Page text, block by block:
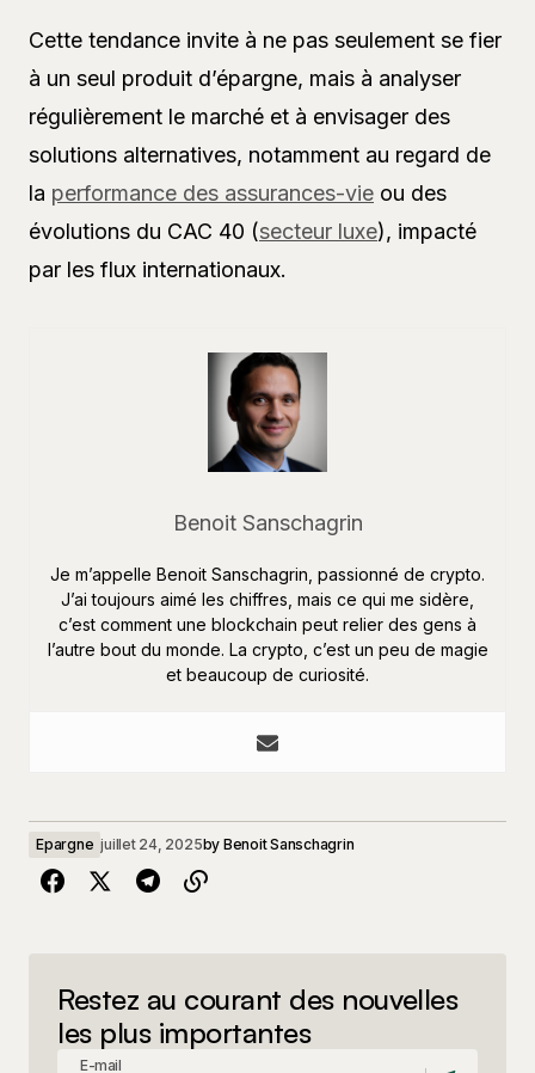
Cette tendance invite à ne pas seulement se fier
à un seul produit d’épargne, mais à analyser
régulièrement le marché et à envisager des
solutions alternatives, notamment au regard de
la performance des assurances-vie ou des
évolutions du CAC 40 (secteur luxe), impacté
par les flux internationaux.
Benoit Sanschagrin
Je m’appelle Benoit Sanschagrin, passionné de crypto.
J’ai toujours aimé les chiffres, mais ce qui me sidère,
c’est comment une blockchain peut relier des gens à
l’autre bout du monde. La crypto, c’est un peu de magie
et beaucoup de curiosité.
Epargne juillet 24, 2025by Benoit Sanschagrin
Restez au courant des nouvelles
les plus importantes
E-mail